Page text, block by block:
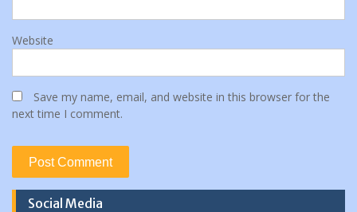
Website
Save my name, email, and website in this browser for the
next time I comment.
Social Media